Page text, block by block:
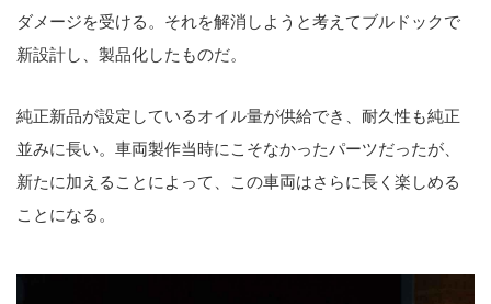
ダメージを受ける。それを解消しようと考えてブルドックで
新設計し、製品化したものだ。
純正新品が設定しているオイル量が供給でき、耐久性も純正
並みに長い。車両製作当時にこそなかったパーツだったが、
新たに加えることによって、この車両はさらに長く楽しめる
ことになる。